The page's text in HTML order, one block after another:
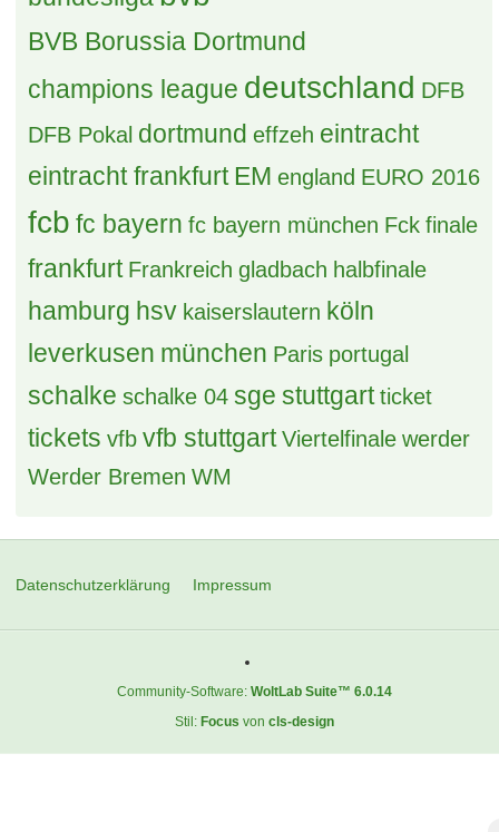
BVB Borussia Dortmund
champions league deutschland DFB
DFB Pokal dortmund effzeh eintracht
eintracht frankfurt EM england EURO 2016
fcb fc bayern fc bayern münchen Fck finale
frankfurt Frankreich gladbach halbfinale
hamburg hsv kaiserslautern köln
leverkusen münchen Paris portugal
schalke schalke 04 sge stuttgart ticket
tickets vfb vfb stuttgart Viertelfinale werder
Werder Bremen WM
Datenschutzerklärung Impressum
Community-Software: WoltLab Suite™ 6.0.14
Stil: Focus von cls-design